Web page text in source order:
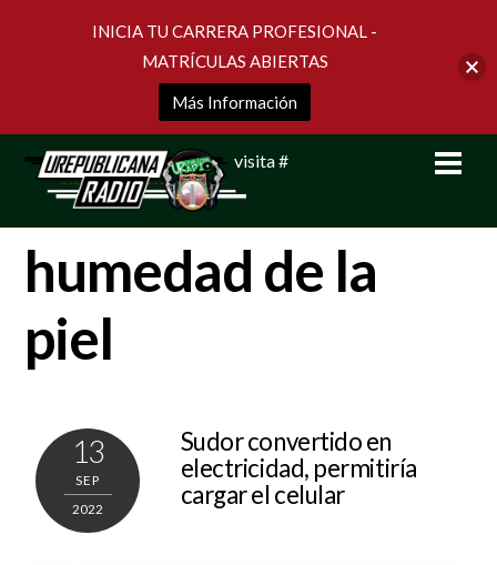
visita #
humedad de la
piel
13
SEP
2022
Sudor convertido en
electricidad, permitiría
cargar el celular
INICIA TU CARRERA PROFESIONAL -
MATRÍCULAS ABIERTAS
Más Información